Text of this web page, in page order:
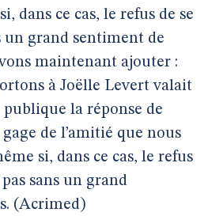
dans ce cas, le refus de se
un grand sentiment de
maintenant ajouter :
à Joëlle Levert valait
publique la réponse de
de l’amitié que nous
si, dans ce cas, le refus
sans un grand
(Acrimed)